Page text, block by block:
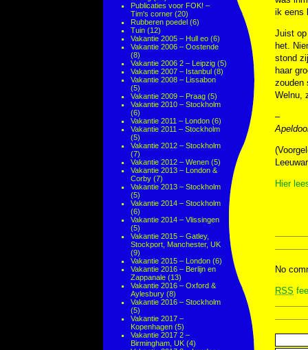
Publicaties voor FOK! –
Tim's corner (20)
Rubberen poedel (6)
Tuin (12)
Vakantie 2005 – Hull eo (6)
Vakantie 2006 – Oostende
(8)
Vakantie 2006 2 – Leipzig (5)
Vakantie 2007 – Istanbul (8)
Vakantie 2008 – Lissabon
(5)
Vakantie 2009 – Praag (5)
Vakantie 2010 – Stockholm
(6)
Vakantie 2011 – London (6)
Vakantie 2011 – Stockholm
(5)
Vakantie 2012 – Stockholm
(7)
Vakantie 2012 – Wenen (5)
Vakantie 2013 – London &
Corby (7)
Vakantie 2013 – Stockholm
(5)
Vakantie 2014 – Stockholm
(6)
Vakantie 2014 – Vlissingen
(5)
Vakantie 2015 – Gatley,
Stockport, Manchester, UK
(9)
Vakantie 2015 – London (6)
Vakantie 2016 – Berlijn en
Zappanale (13)
Vakantie 2016 – Oxford &
Aylesbury (8)
Vakantie 2016 – Stockholm
(5)
Vakantie 2017 –
Kopenhagen (5)
Vakantie 2017 2 –
Birmingham, UK (4)
ik eens
Juist
het.
stond
haar
zouden
Welnu,
–
Hier
No
RSS